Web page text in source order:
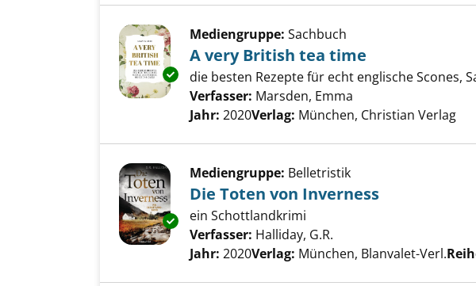
Exemplar-Details von A very British tea time
Mediengruppe: Sachbuch
A very British tea time
die besten Rezepte für echt englische Scones,
Verfasser: Marsden, Emma
Jahr: 2020Verlag: München, Christian Verlag
Exemplar-Details von Die Toten von Inverness
Mediengruppe: Belletristik
Die Toten von Inverness
ein Schottlandkrimi
Verfasser: Halliday, G.R.
Jahr: 2020Verlag: München, Blanvalet-Verl.